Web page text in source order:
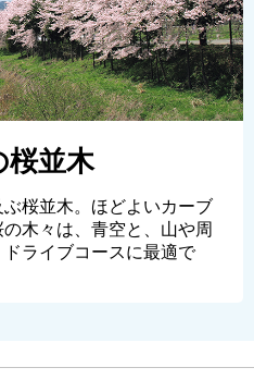
桜並木
桜並木。ほどよいカーブ
木々は、青空と、山や周
ライブコースに最適で